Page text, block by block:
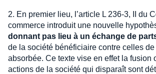
2. En premier lieu, l’article L 236-3, II du
commerce introduit une nouvelle
donnant pas lieu à un échange de
de la société bénéficiaire contre celles
absorbée. Ce texte vise en effet la fusion
actions de la société qui disparaît sont